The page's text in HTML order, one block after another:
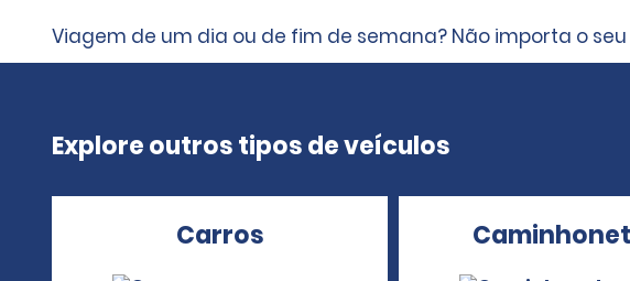
Viagem de um dia ou de fim de semana? Não importa o
Explore outros tipos de veículos
Carros